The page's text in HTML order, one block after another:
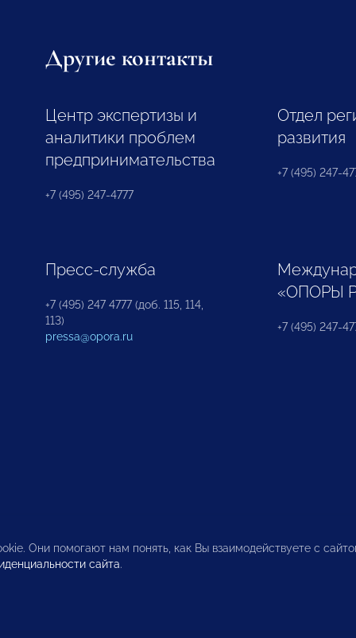
Другие контакты
Центр экспертизы и
аналитики проблем
предпринимательства
+7 (495) 247-4777
Отдел
развития
+7 (495) 247-
Пресс-служба
+7 (495) 247 4777 (доб. 115, 114,
113)
pressa@opora.ru
«ОПОРЫ
+7 (495) 247-
Они помогают нам понять, как Вы взаимодействуете с
сайта.